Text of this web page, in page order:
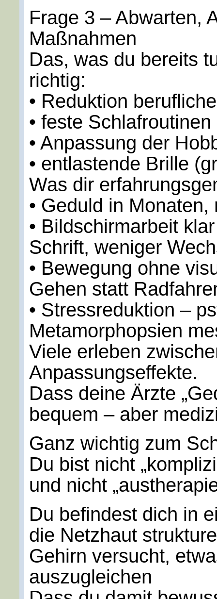
Frage 3 – Abwarten,
Maßnahmen
Das, was du bereits
richtig:
• Reduktion
• feste Schlafroutinen
• Anpassung der
• entlastende Brille
Was dir
• Geduld in
• Bildschirmarbeit
Schrift, weniger
• Bewegung ohne
Gehen statt
• Stressreduktion –
Metamorphopsien
Viele erleben
Anpassungseffekte.
Dass deine Ärzte
bequem – aber
Ganz wichtig zum
Du bist nicht
und nicht
Du befindest dich in
die Netzhaut
Gehirn versucht,
auszugleichen